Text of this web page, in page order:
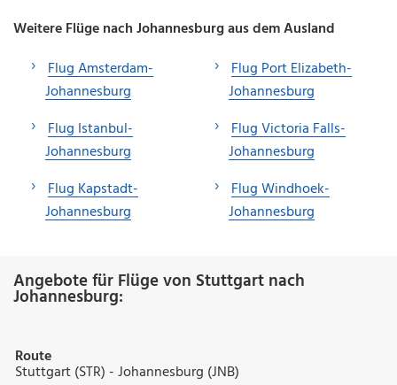
Weitere Flüge nach Johannesburg aus dem Ausland
Flug Amsterdam-
Johannesburg
Flug Istanbul-
Johannesburg
Flug Kapstadt-
Johannesburg
Flug Port Elizabeth-
Johannesburg
Flug Victoria Falls-
Johannesburg
Flug Windhoek-
Johannesburg
Angebote für Flüge von Stuttgart nach
Johannesburg:
Route
Stuttgart (STR) - Johannesburg (JNB)